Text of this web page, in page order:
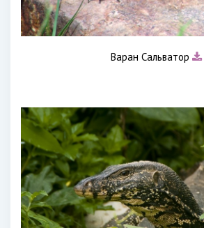
Варан Сальватор